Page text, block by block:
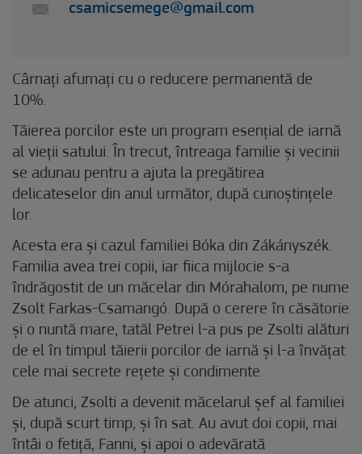
csamicsemege@gmail.com
Cârnați afumați cu o reducere permanentă de
10%.
Tăierea porcilor este un program esențial de iarnă
al vieții satului. În trecut, întreaga familie și vecinii
se adunau pentru a ajuta la pregătirea
delicateselor din anul următor, după cunoștințele
lor.
Acesta era și cazul familiei Bóka din Zákányszék.
Familia avea trei copii, iar fiica mijlocie s-a
îndrăgostit de un măcelar din Mórahalom, pe nume
Zsolt Farkas-Csamangó. După o cerere în căsătorie
și o nuntă mare, tatăl Petrei l-a pus pe Zsolti alături
de el în timpul tăierii porcilor de iarnă și l-a învățat
cele mai secrete rețete și condimente.
De atunci, Zsolti a devenit măcelarul șef al familiei
și, după scurt timp, și în sat. Au avut doi copii, mai
întâi o fetiță, Fanni, și apoi o adevărată